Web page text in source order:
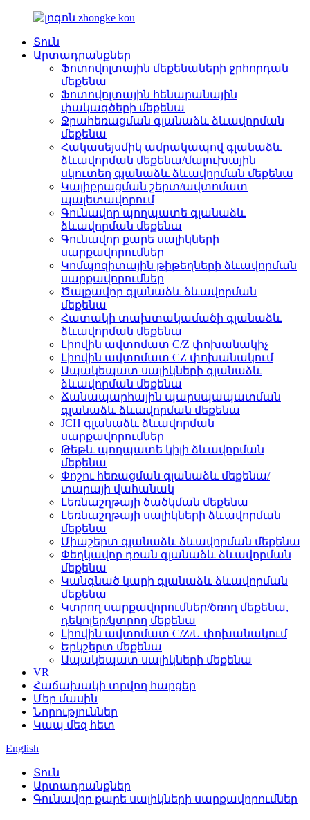
Տուն
Արտադրանքներ
Ֆոտովոլտային մեքենաների ջրհորդան
մեքենա
Ֆոտովոլտային հենարանային
փակագծերի մեքենա
Ջրահեռացման գլանաձև ձևավորման
մեքենա
Հակասեյսմիկ ամրակապով գլանաձև
ձևավորման մեքենա/մալուխային
սկուտեղ գլանաձև ձևավորման մեքենա
Կալիբրացման շերտ/ավտոմատ
պալետավորում
Գունավոր պողպատե գլանաձև
ձևավորման մեքենա
Գունավոր քարե սալիկների
սարքավորումներ
Կոմպոզիտային թիթեղների ձևավորման
սարքավորումներ
Ծալքավոր գլանաձև ձևավորման
մեքենա
Հատակի տախտակամածի գլանաձև
ձևավորման մեքենա
Լիովին ավտոմատ C/Z փոխանակիչ
Լիովին ավտոմատ CZ փոխանակում
Ապակեպատ սալիկների գլանաձև
ձևավորման մեքենա
Ճանապարհային պարսպապատման
գլանաձև ձևավորման մեքենա
JCH գլանաձև ձևավորման
սարքավորումներ
Թեթև պողպատե կիլի ձևավորման
մեքենա
Փոշու հեռացման գլանաձև մեքենա/
տարայի վահանակ
Լեռնաշղթայի ծածկման մեքենա
Լեռնաշղթայի սալիկների ձևավորման
մեքենա
Միաշերտ գլանաձև ձևավորման մեքենա
Փեղկավոր դռան գլանաձև ձևավորման
մեքենա
Կանգնած կարի գլանաձև ձևավորման
մեքենա
Կտրող սարքավորումներ/ծռող մեքենա,
դեկոլեր/կտրող մեքենա
Լիովին ավտոմատ C/Z/U փոխանակում
Երկշերտ մեքենա
Ապակեպատ սալիկների մեքենա
VR
Հաճախակի տրվող հարցեր
Մեր մասին
Նորություններ
Կապ մեզ հետ
English
Տուն
Արտադրանքներ
Գունավոր քարե սալիկների սարքավորումներ